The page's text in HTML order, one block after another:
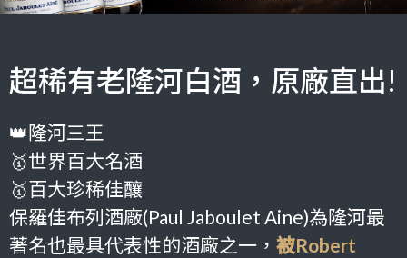
超稀有老隆河白酒，原廠直出!
👑隆河三王
🥇世界百大名酒
🥇百大珍稀佳釀
保羅佳布列酒廠(Paul Jaboulet Aine)為隆河最
著名也最具代表性的酒廠之一， 被Robert